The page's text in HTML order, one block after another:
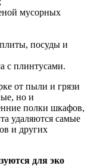
мусорных
посуды и
с плинтусами.
от пыли и грязи
но и
полки шкафов,
удаляются самые
и других
для эко